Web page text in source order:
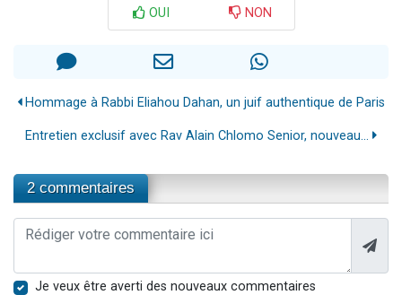
OUI NON
Hommage à Rabbi Eliahou Dahan, un juif authentique de Paris
Entretien exclusif avec Rav Alain Chlomo Senior, nouveau...
2 commentaires
Je veux être averti des nouveaux commentaires